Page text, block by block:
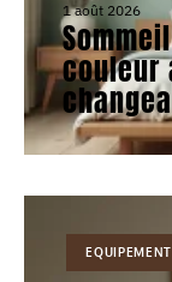
1 août 2026
couleur
EQUIPEMENT